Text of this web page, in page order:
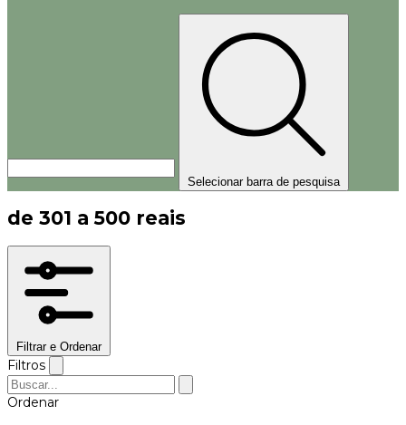
Selecionar barra de pesquisa
de 301 a 500 reais
Filtrar e Ordenar
Filtros
Ordenar